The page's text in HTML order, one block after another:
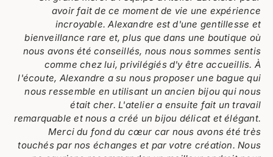
avoir fait de ce moment de vie une expérience
incroyable. Alexandre est d'une gentillesse et
bienveillance rare et, plus que dans une boutique où
nous avons été conseillés, nous nous sommes sentis
comme chez lui, privilégiés d'y être accueillis. À
l'écoute, Alexandre a su nous proposer une bague qui
nous ressemble en utilisant un ancien bijou qui nous
était cher. L'atelier a ensuite fait un travail
remarquable et nous a créé un bijou délicat et élégant.
Merci du fond du cœur car nous avons été très
touchés par nos échanges et par votre création. Nous